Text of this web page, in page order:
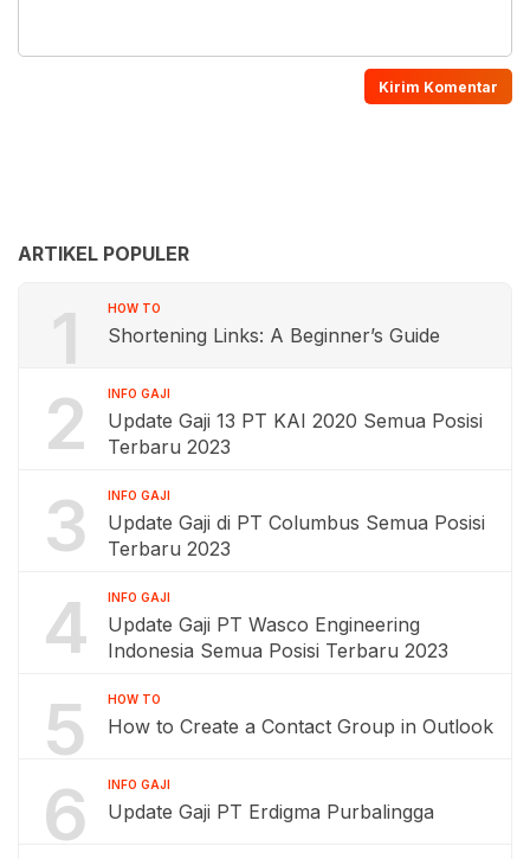
ARTIKEL POPULER
1 HOW TO
Shortening Links: A Beginner’s Guide
2 INFO GAJI
Update Gaji 13 PT KAI 2020 Semua Posisi
Terbaru 2023
3 INFO GAJI
Update Gaji di PT Columbus Semua Posisi
Terbaru 2023
4 INFO GAJI
Update Gaji PT Wasco Engineering
Indonesia Semua Posisi Terbaru 2023
5 HOW TO
How to Create a Contact Group in Outlook
6 INFO GAJI
Update Gaji PT Erdigma Purbalingga